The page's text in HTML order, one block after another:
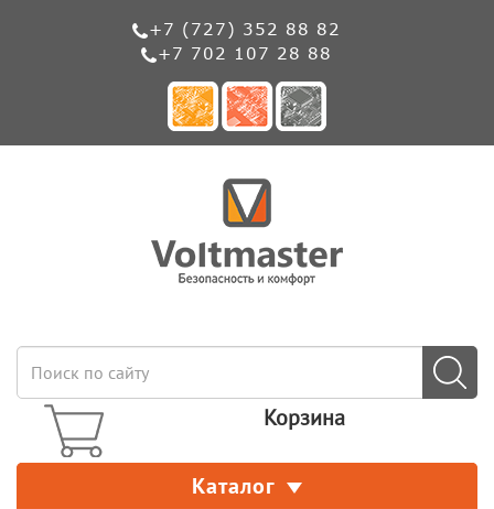
+7 (727) 352 88 82
+7 702 107 28 88
Корзина
Каталог